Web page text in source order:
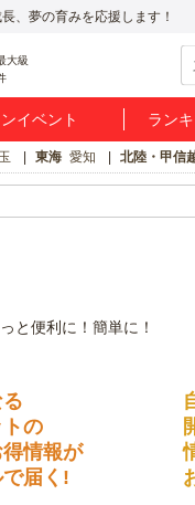
、夢の育みを応援します！
イベント ラン
東海 愛知 北陸・甲信
の
情報が
届く!